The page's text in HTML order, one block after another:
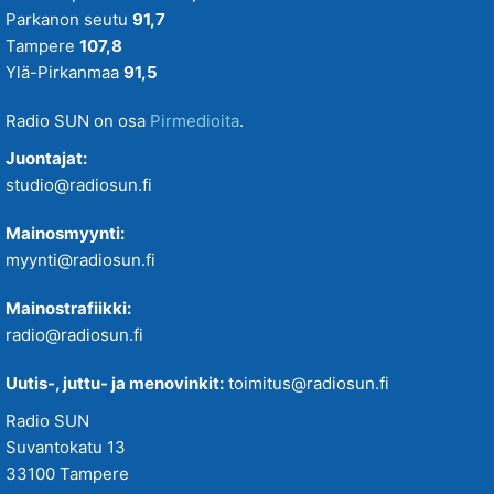
Parkanon seutu 91,7
Tampere 107,8
Ylä-Pirkanmaa 91,5
Radio SUN on osa Pirmedioita.
Juontajat:
studio@radiosun.fi
Mainosmyynti:
myynti@radiosun.fi
Mainostrafiikki:
radio@radiosun.fi
Uutis-, juttu- ja menovinkit: toimitus@radiosun.fi
Radio SUN
Suvantokatu 13
33100 Tampere